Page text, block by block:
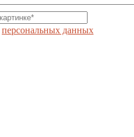
персональных данных